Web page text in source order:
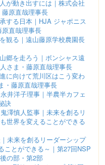
が動き出すには｜株式会社
原直哉理事長
する日本｜HJA ジャポニス
直哉理事長
観る｜遠山藤原学校農園長
郷を走ろう｜ボンシャス遠
さま・藤原直哉理事長
に向けて荒川区はこう変わ
・藤原直哉理事長
井洋子理事｜半農半カフェ
訣
澤慎人監事｜未来を創るリ
世界を変えることができる
未来を創るリーダーシップ
ことができる～｜第27回NSP
の部・第2部